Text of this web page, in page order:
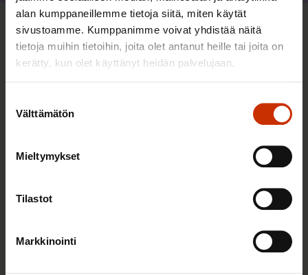
alan kumppaneillemme tietoja siitä, miten käytät
sivustoamme. Kumppanimme voivat yhdistää näitä
tietoja muihin tietoihin, joita olet antanut heille tai joita on
kerätty, kun olet käyttänyt heidän palvelujaan.
valinta
Välttämätön
Mieltymykset
Tilastot
Markkinointi
Sinua saattaa myös kiinnostaa